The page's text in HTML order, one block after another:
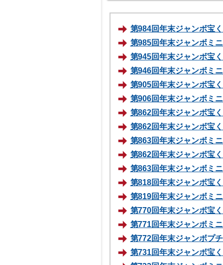
第984回年末ジャンボ宝
第985回年末ジャンボミ
第945回年末ジャンボ宝
第946回年末ジャンボミ
第905回年末ジャンボ宝
第906回年末ジャンボミ
第862回年末ジャンボ宝
第862回年末ジャンボ宝
第863回年末ジャンボミ
第862回年末ジャンボ宝
第863回年末ジャンボミ
第818回年末ジャンボ宝
第819回年末ジャンボミ
第770回年末ジャンボ宝
第771回年末ジャンボミ
第772回年末ジャンボプ
第731回年末ジャンボ宝